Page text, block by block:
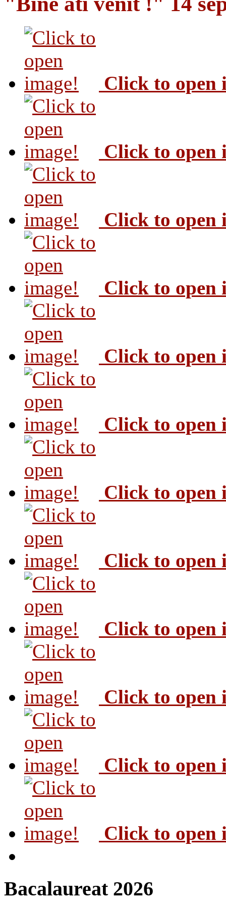
Click to open
Click to open
Click to open
Click to open
Click to open
Click to open
Click to open
Click to open
Click to open
Click to open
Click to open
Click to open
Bacalaureat 2026